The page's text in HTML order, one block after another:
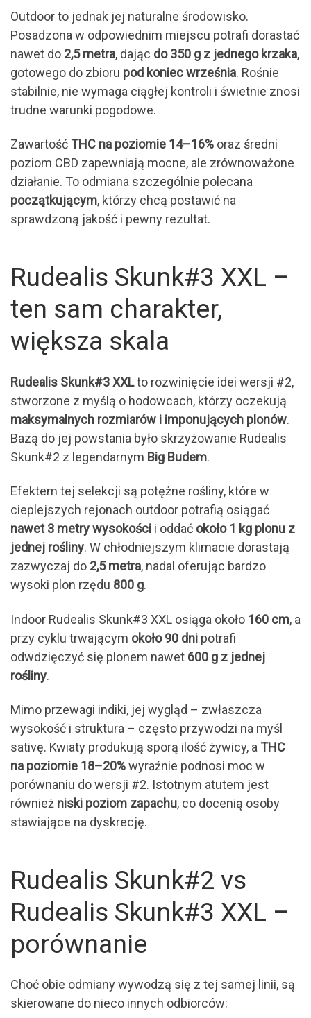
Outdoor to jednak jej naturalne środowisko.
Posadzona w odpowiednim miejscu potrafi dorastać
nawet do 2,5 metra, dając do 350 g z jednego krzaka,
gotowego do zbioru pod koniec września. Rośnie
stabilnie, nie wymaga ciągłej kontroli i świetnie znosi
trudne warunki pogodowe.
Zawartość THC na poziomie 14–16% oraz średni
poziom CBD zapewniają mocne, ale zrównoważone
działanie. To odmiana szczególnie polecana
początkującym, którzy chcą postawić na
sprawdzoną jakość i pewny rezultat.
Rudealis Skunk#3 XXL –
ten sam charakter,
większa skala
Rudealis Skunk#3 XXLto rozwinięcie idei wersji #2,
stworzone z myślą o hodowcach, którzy oczekują
maksymalnych rozmiarów i imponujących plonów.
Bazą do jej powstania było skrzyżowanie Rudealis
Skunk#2 z legendarnym Big Budem.
Efektem tej selekcji są potężne rośliny, które w
cieplejszych rejonach outdoor potrafią osiągać
nawet 3 metry wysokości i oddać około 1 kg plonu z
jednej rośliny. W chłodniejszym klimacie dorastają
zazwyczaj do 2,5 metra, nadal oferując bardzo
wysoki plon rzędu 800 g.
Indoor Rudealis Skunk#3 XXL osiąga około 160 cm, a
przy cyklu trwającym około 90 dni potrafi
odwdzięczyć się plonem nawet 600 g z jednej
rośliny.
Mimo przewagi indiki, jej wygląd – zwłaszcza
wysokość i struktura – często przywodzi na myśl
sativę. Kwiaty produkują sporą ilość żywicy, a THC
na poziomie 18–20%wyraźnie podnosi moc w
porównaniu do wersji #2. Istotnym atutem jest
również niski poziom zapachu, co docenią osoby
stawiające na dyskrecję.
Rudealis Skunk#2 vs
Rudealis Skunk#3 XXL –
porównanie
Choć obie odmiany wywodzą się z tej samej linii, są
skierowane do nieco innych odbiorców: